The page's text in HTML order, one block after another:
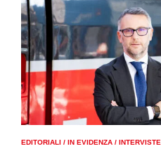
EDITORIALI / IN EVIDENZA / INTERVISTE